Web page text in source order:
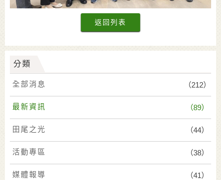
返回列表
分類
全部消息 （212）
最新資訊 （89）
田尾之光 （44）
活動專區 （38）
媒體報導 （41）